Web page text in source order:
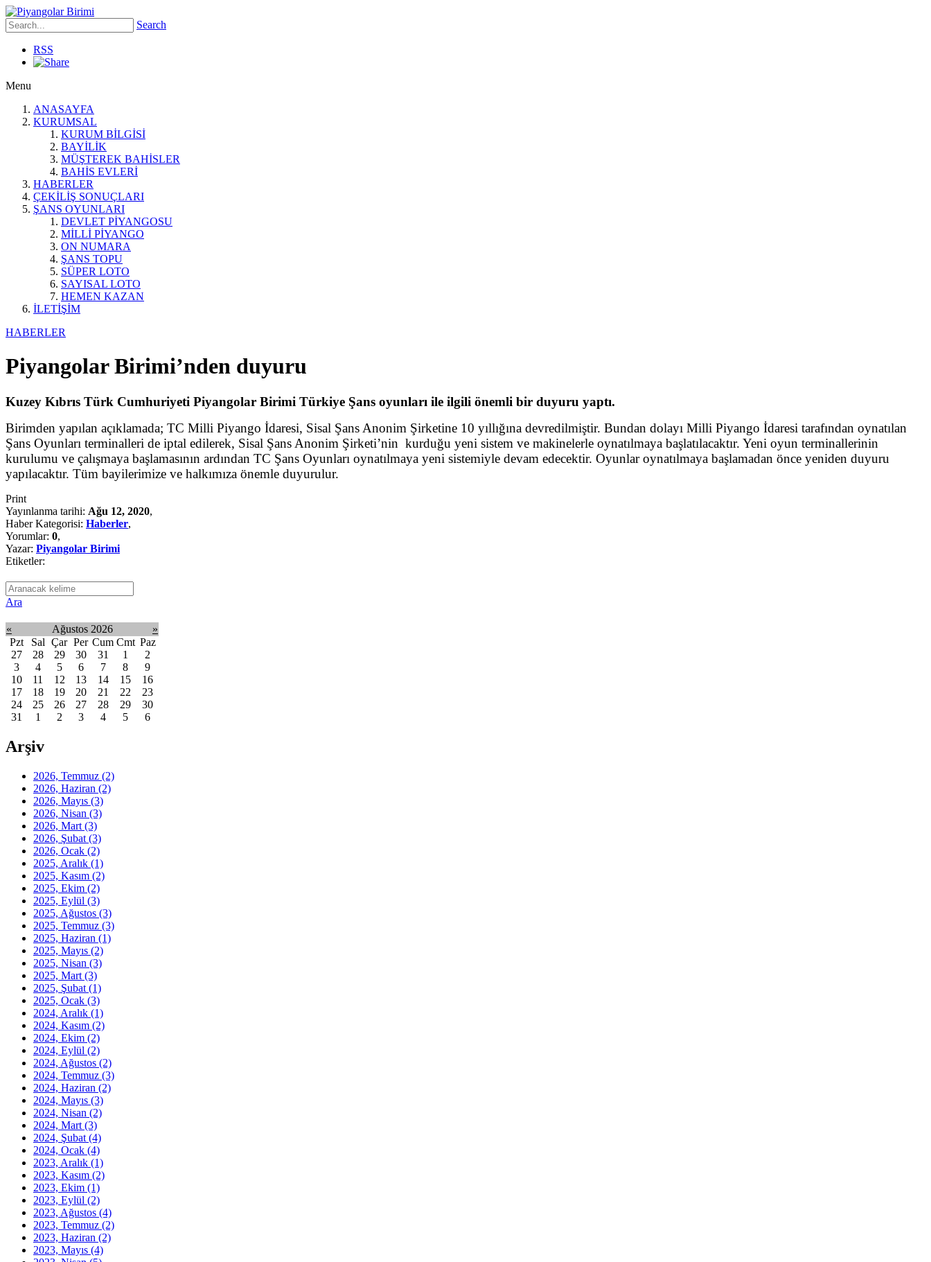
Search
RSS
Menu
ANASAYFA
KURUMSAL
KURUM BİLGİSİ
BAYİLİK
MÜŞTEREK BAHİSLER
BAHİS EVLERİ
HABERLER
ÇEKİLİŞ SONUÇLARI
ŞANS OYUNLARI
DEVLET PİYANGOSU
MİLLİ PİYANGO
ON NUMARA
ŞANS TOPU
SÜPER LOTO
SAYISAL LOTO
HEMEN KAZAN
İLETİŞİM
HABERLER
Piyangolar Birimi’nden duyuru
Kuzey Kıbrıs Türk Cumhuriyeti Piyangolar Birimi Türkiye Şans oyunları ile ilgili önemli bir duyuru yaptı.
Birimden yapılan açıklamada; TC Milli Piyango İdaresi, Sisal Şans Anonim Şirketine 10 yıllığına devredilmiştir. Bundan dolayı Milli Piyango İdaresi tarafından oynatılan
Şans Oyunları terminalleri de iptal edilerek, Sisal Şans Anonim Şirketi’nin kurduğu yeni sistem ve makinelerle oynatılmaya başlatılacaktır. Yeni oyun terminallerinin
kurulumu ve çalışmaya başlamasının ardından TC Şans Oyunları oynatılmaya yeni sistemiyle devam edecektir. Oyunlar oynatılmaya başlamadan önce yeniden duyuru
yapılacaktır. Tüm bayilerimize ve halkımıza önemle duyurulur.
Print
Yayınlanma tarihi: Ağu 12, 2020,
Haber Kategorisi: Haberler,
Yorumlar: 0,
Yazar: Piyangolar Birimi
Etiketler:
Ara
« Ağustos 2026
»
Pzt
Sal Çar Per Cum Cmt Paz
27
28 29 30 31 1
2
3
4 5 6 7 8
9
10
11 12 13 14 15
16
17
18 19 20 21 22
23
24
25 26 27 28 29
30
31
1 2 3 4 5 6
Arşiv
2026, Temmuz (2)
2026, Haziran (2)
2026, Mayıs (3)
2026, Nisan (3)
2026, Mart (3)
2026, Şubat (3)
2026, Ocak (2)
2025, Aralık (1)
2025, Kasım (2)
2025, Ekim (2)
2025, Eylül (3)
2025, Ağustos (3)
2025, Temmuz (3)
2025, Haziran (1)
2025, Mayıs (2)
2025, Nisan (3)
2025, Mart (3)
2025, Şubat (1)
2025, Ocak (3)
2024, Aralık (1)
2024, Kasım (2)
2024, Ekim (2)
2024, Eylül (2)
2024, Ağustos (2)
2024, Temmuz (3)
2024, Haziran (2)
2024, Mayıs (3)
2024, Nisan (2)
2024, Mart (3)
2024, Şubat (4)
2024, Ocak (4)
2023, Aralık (1)
2023, Kasım (2)
2023, Ekim (1)
2023, Eylül (2)
2023, Ağustos (4)
2023, Temmuz (2)
2023, Haziran (2)
2023, Mayıs (4)